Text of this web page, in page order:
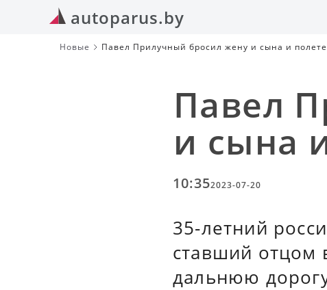
autoparus.by
Новые Павел Прилучный бросил жену и сына и
Павел
и сына
10:352023-07-20
35-летний
ставший отцом
дальнюю